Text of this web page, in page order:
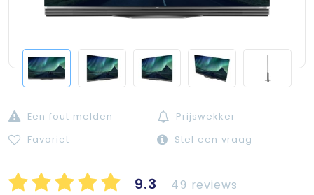
Een fout melden
Prijswekker
Favoriet
Stel een vraag
9.3 49 reviews